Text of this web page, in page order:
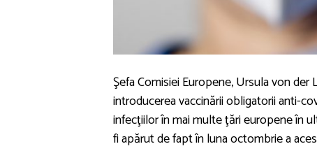
Şefa Comisiei Europene, Ursula von
introducerea vaccinării obligatorii anti-
infecţiilor în mai multe ţări europene în
fi apărut de fapt în luna octombrie a